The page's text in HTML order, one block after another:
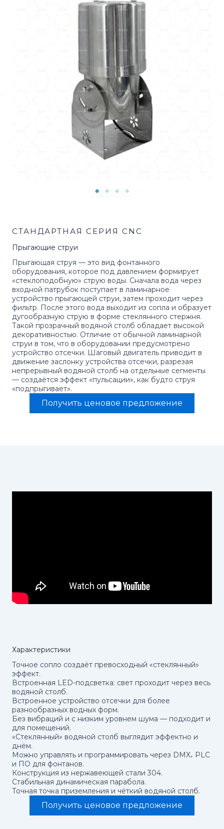
СТАНДАРТНАЯ СЕРИЯ CNC
Прыгающие струи
Прыгающая струя — это вид фонтанного
оборудования, которое под давлением формирует
«стеклоподобную» струю воды. Сначала вода через
входной патрубок поступает в ламинарное
устройство прыгающей струи, затем проходит через
фильтр. После этого вода выходит из сопла и образует
дугообразную струю в форме стеклянного стержня.
Такой прозрачный водяной столб обладает высокой
декоративностью. Отличие от обычной ламинарной
струи в том, что в оборудовании предусмотрено
устройство отсечки. Шаговый двигатель приводит в
движение заслонку устройства отсечки, разрезая
непрерывный водяной столб на отдельные сегменты
— создаётся эффект «пульсации», как будто струя
«подпрыгивает».
Получить ценовое предложение
Характеристики
Точное сопло создаёт превосходный «стеклянный»
эффект.
Встроенная LED-подсветка: свет проходит через весь
водяной столб.
Встроенное устройство отсечки для более
разнообразных водных форм.
Без вибраций и с низким уровнем шума — подходит и
для помещений.
«Стеклянный» водяной столб выглядит эффектно и
днём.
Можно управлять и программировать через DMX، PLC
и ПО для фонтанов.
Конструкция из нержавеющей стали 304.
Стабильная динамическая парабола.
Точная точка приземления и чёткий водяной столб.
Получить ценовое предложение